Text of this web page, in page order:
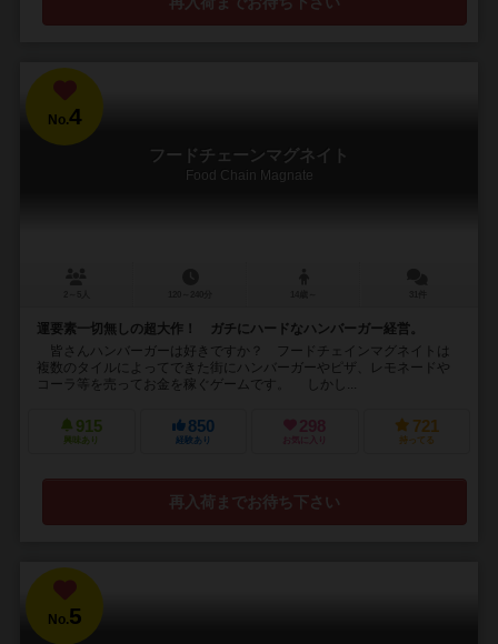
No.4
フードチェーンマグネイト
Food Chain Magnate
運要素一切無しの超大作！ ガチにハードなハンバーガー経営。
皆さんハンバーガーは好きですか？ フードチェインマグネイトは
複数のタイルによってできた街にハンバーガーやピザ、レモネードや
コーラ等を売ってお金を稼ぐゲームです。 しかし...
915
興味あり
850
経験あり
298
お気に入り
721
持ってる
再入荷までお待ち下さい
No.5